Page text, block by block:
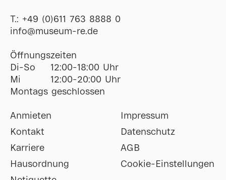
T.: +49 (0)611 763 8888 0
ofni@museum-re de
Öffnungszeiten
Di-So
12:00-18:00 Uhr
Mi
12:00-20:00 Uhr
Montags geschlossen
Anmieten
Kontakt
Karriere
Hausordnung
Impressum
Datenschutz
AGB
Cookie-Einstellungen